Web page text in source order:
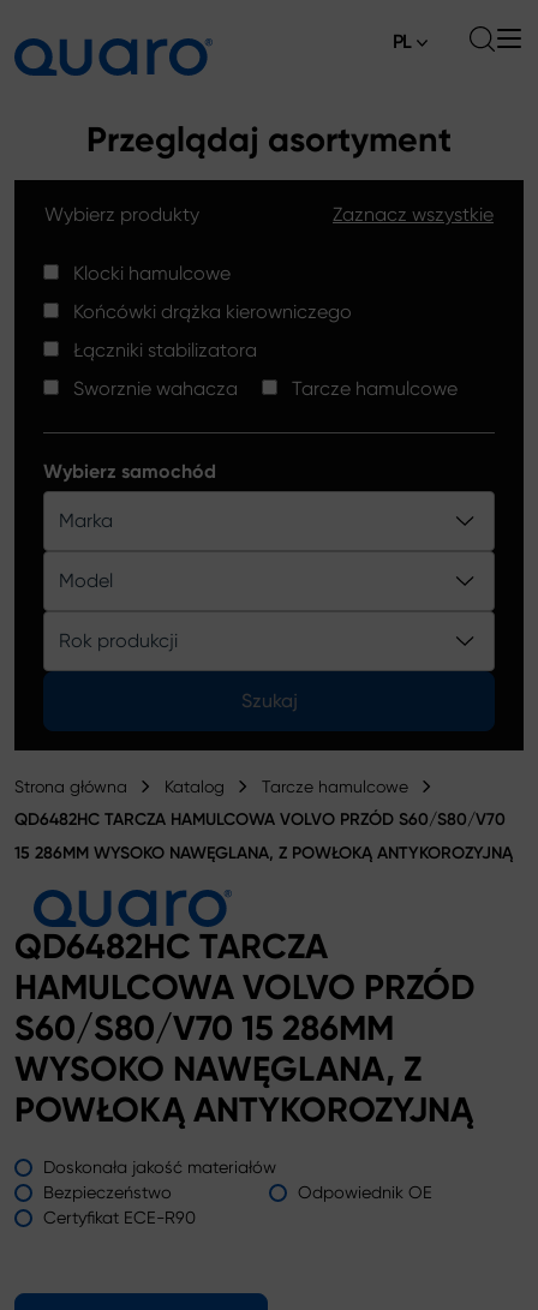
Klocki hamulcowe
Tarcze hamulcowe High Carbon
Końcówki drążków kierowniczych
Klocki hamulcowe Silver Ceramic
Katalog
Aktualności
Gdzie kupić
Kontakt
PL
Przeglądaj asortyment
Wybierz produkty Zaznacz wszystkie
Klocki hamulcowe
Końcówki drążka kierowniczego
Łączniki stabilizatora
Sworznie wahacza
Tarcze hamulcowe
Wybierz samochód
Marka
Model
Rok produkcji
Szukaj
Strona główna Katalog Tarcze hamulcowe
QD6482HC TARCZA HAMULCOWA VOLVO PRZÓD S60/S80/V70
15 286MM WYSOKO NAWĘGLANA, Z POWŁOKĄ ANTYKOROZYJNĄ
QD6482HC TARCZA
HAMULCOWA VOLVO PRZÓD
S60/S80/V70 15 286MM
WYSOKO NAWĘGLANA, Z
POWŁOKĄ ANTYKOROZYJNĄ
Doskonała jakość materiałów
Bezpieczeństwo
Odpowiednik OE
Certyfikat ECE-R90